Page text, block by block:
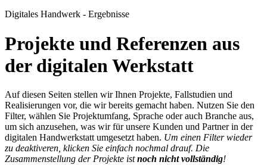
Digitales Handwerk - Ergebnisse
Projekte und Referenzen aus
der digitalen Werkstatt
Auf diesen Seiten stellen wir Ihnen Projekte, Fallstudien und
Realisierungen vor, die wir bereits gemacht haben. Nutzen Sie den
Filter, wählen Sie Projektumfang, Sprache oder auch Branche aus,
um sich anzusehen, was wir für unsere Kunden und Partner in der
digitalen Handwerkstatt umgesetzt haben. Um einen Filter wieder
zu deaktiveren, klicken Sie einfach nochmal drauf. Die
Zusammenstellung der Projekte istnoch nicht vollständig!